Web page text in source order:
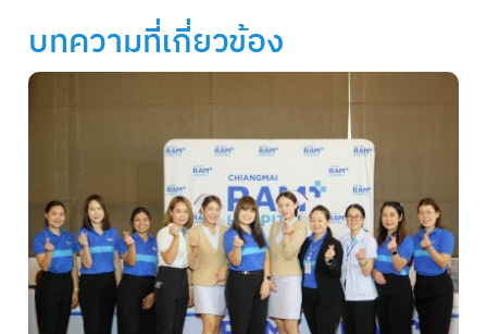
บทความที่เกี่ยวข้อง